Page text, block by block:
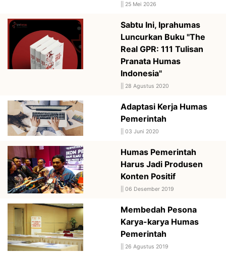
25 Mei 2026
Sabtu Ini, Iprahumas
Luncurkan Buku "The
Real GPR: 111 Tulisan
Pranata Humas
Indonesia"
28 Agustus 2020
Adaptasi Kerja Humas
Pemerintah
03 Juni 2020
Humas Pemerintah
Harus Jadi Produsen
Konten Positif
06 Desember 2019
Membedah Pesona
Karya-karya Humas
Pemerintah
26 Agustus 2019